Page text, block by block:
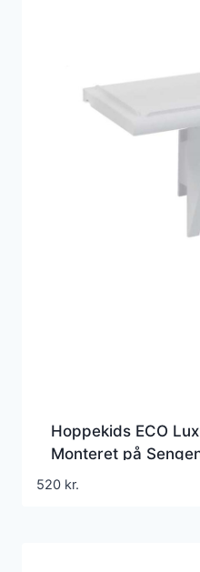
Hoppekids ECO
Monteret på
520 kr.